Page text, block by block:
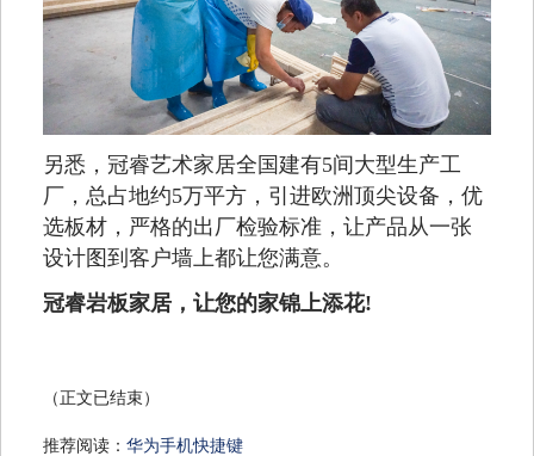
另悉，冠睿艺术家居全国建有5间大型生产工
厂，总占地约5万平方，引进欧洲顶尖设备，优
选板材，严格的出厂检验标准，让产品从一张
设计图到客户墙上都让您满意。
冠睿岩板家居，让您的家锦上添花!
（正文已结束）
推荐阅读： 华为手机快捷键